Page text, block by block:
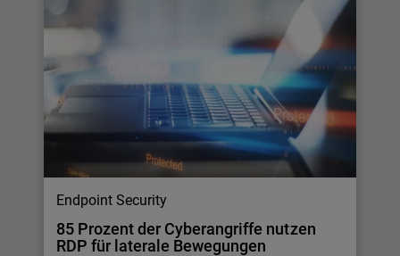
Endpoint Security
85 Prozent der Cyberangriffe nutzen
RDP für laterale Bewegungen